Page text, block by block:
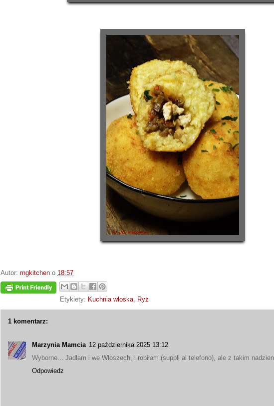
Autor: rngkitchen o 18:57
Etykiety: Kuchnia włoska, Ryż
1 komentarz:
Marzynia Mamcia 12 października 2025 13:12
Wyborne... Jadłam i we Włoszech, i robiłam (suppli al telefono), ale z takim
Odpowiedz